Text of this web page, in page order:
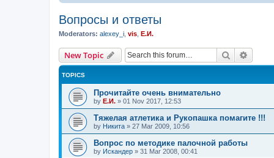
Вопросы и ответы
Moderators: alexey_i vis Е.И.
New Topic Search
TOPICS
Прочитайте очень внимательно
by Е.И. » 01 Nov 2017, 12:53
Тяжелая атлетика и Рукопашка помагите !!!
by Никита » 27 Mar 2009, 10:56
Вопрос по методике палочной работы
by Искандер » 31 Mar 2008, 00:41